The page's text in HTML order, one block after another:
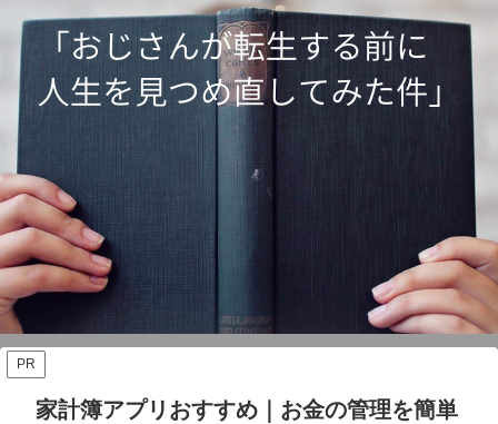
PR
家計簿アプリおすすめ｜お金の管理を簡単